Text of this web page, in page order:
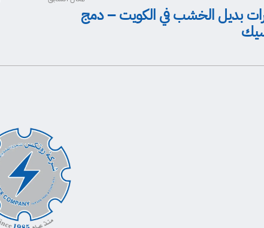
بديل الخشب في الكويت – دمج